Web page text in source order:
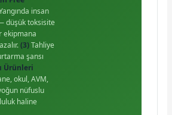
insan
düşük toksisite
ekipmana
(3)Tahliye
şansı
Ürünleri
okul, AVM,
nüfuslu
haline